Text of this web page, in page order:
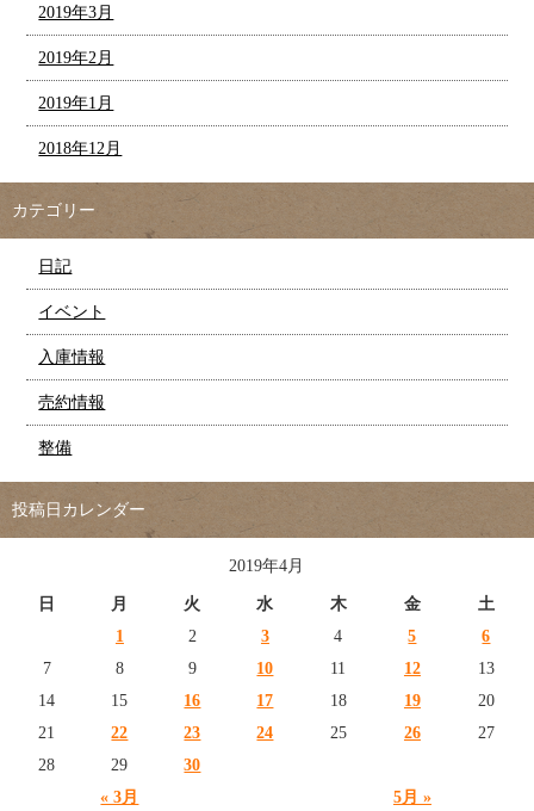
2019年3月
2019年2月
2019年1月
2018年12月
カテゴリー
日記
イベント
入庫情報
売約情報
整備
投稿日カレンダー
2019年4月
日 月 火 水 木 金 土
« 3月 5月 »
1 2 3 4 5
6
7
8 9 10 11 12
13
14
15 16 17 18 19
20
21
22 23 24 25 26
27
28
29 30